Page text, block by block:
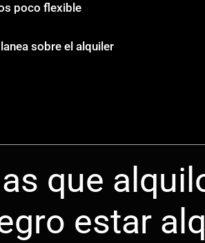
poco flexible
sobre el alquiler
que
estar